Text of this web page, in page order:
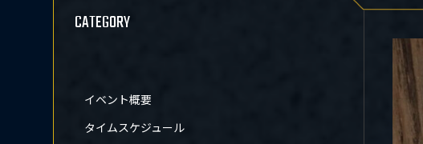
CATEGORY
イベント概要
タイムスケジュール